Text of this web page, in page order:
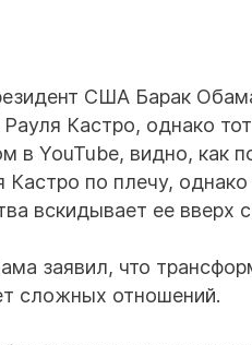
США Барак
Кастро, однако
в YouTube, видно, как
Кастро по плечу,
вскидывает ее
заявил, что
сложных отношений.